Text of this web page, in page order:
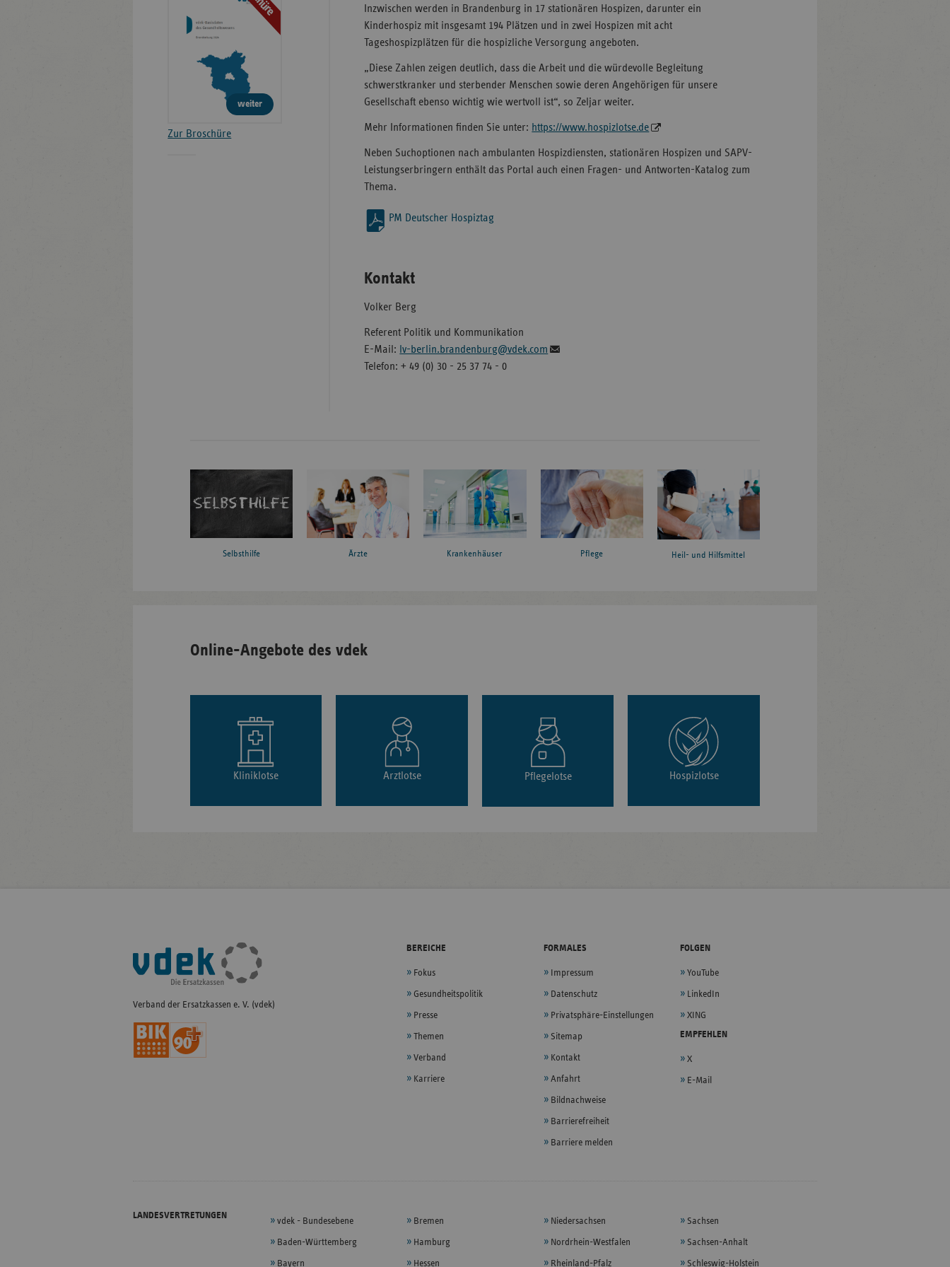
Inzwischen werden in Brandenburg in 17 stationären Hospizen, darunter ein
Kinderhospiz mit insgesamt 194 Plätzen und in zwei Hospizen mit acht
Tageshospizplätzen für die hospizliche Versorgung angeboten.
„Diese Zahlen zeigen deutlich, dass die Arbeit und die würdevolle Begleitung
schwerstkranker und sterbender Menschen sowie deren Angehörigen für unsere
Gesellschaft ebenso wichtig wie wertvoll ist“, so Zeljar weiter.
Mehr Informationen finden Sie unter: https://www.hospizlotse.de
Neben Suchoptionen nach ambulanten Hospizdiensten, stationären Hospizen und SAPV-
Leistungserbringern enthält das Portal auch einen Fragen- und Antworten-Katalog zum
Thema.
PM Deutscher Hospiztag
Kontakt
Volker Berg
Referent Politik und Kommunikation
E-Mail: lv-berlin.brandenburg@vdek.com
Telefon: + 49 (0) 30 - 25 37 74 - 0
weiter
Zur Broschüre
Selbsthilfe Ärzte Krankenhäuser Pflege Heil- und Hilfsmittel
Online-Angebote des vdek
Kliniklotse Arztlotse Pflegelotse Hospizlotse
Fußleisten-
Navigation
Verband der Ersatzkassen e. V. (vdek)
BEREICHE
Fokus
Gesundheitspolitik
Presse
Themen
Verband
Karriere
FORMALES
Impressum
Datenschutz
Privatsphäre-Einstellungen
Sitemap
Kontakt
Anfahrt
Bildnachweise
Barrierefreiheit
Barriere melden
FOLGEN
YouTube
LinkedIn
XING
EMPFEHLEN
X
E-Mail
LANDESVERTRETUNGEN
vdek - Bundesebene
Baden-Württemberg
Bayern
Bremen
Hamburg
Hessen
Niedersachsen
Nordrhein-Westfalen
Rheinland-Pfalz
Sachsen
Sachsen-Anhalt
Schleswig-Holstein